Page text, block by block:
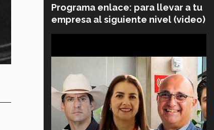
Programa enlace: para llevar a tu
empresa al siguiente nivel (video)